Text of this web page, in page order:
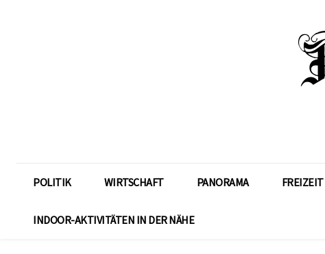
POLITIK WIRTSCHAFT PANORAMA FREIZEIT
INDOOR-AKTIVITÄTEN IN DER NÄHE